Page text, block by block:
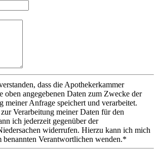
dass die Apothekerkammer
oben angegebenen Daten zum Zwecke der
meiner Anfrage speichert und verarbeitet.
Verarbeitung meiner Daten für den
ich jederzeit gegenüber der
widerrufen. Hierzu kann ich mich
benannten Verantwortlichen wenden.*